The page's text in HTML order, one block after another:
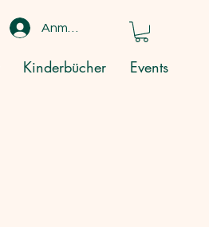
Anmelden
Kinderbücher Events